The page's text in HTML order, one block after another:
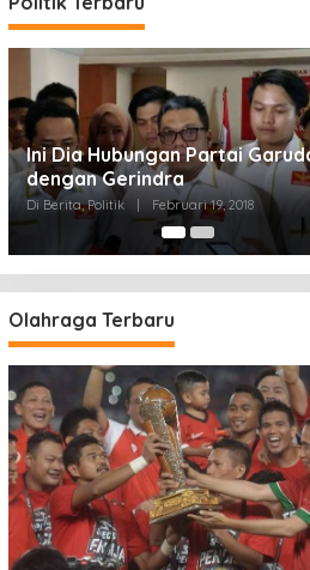
Strategi PPP Menangkan Duet
Ganjar dan Gus Yasin
Di Berita, Politik Februari 19, 2018
Olahraga Terbaru